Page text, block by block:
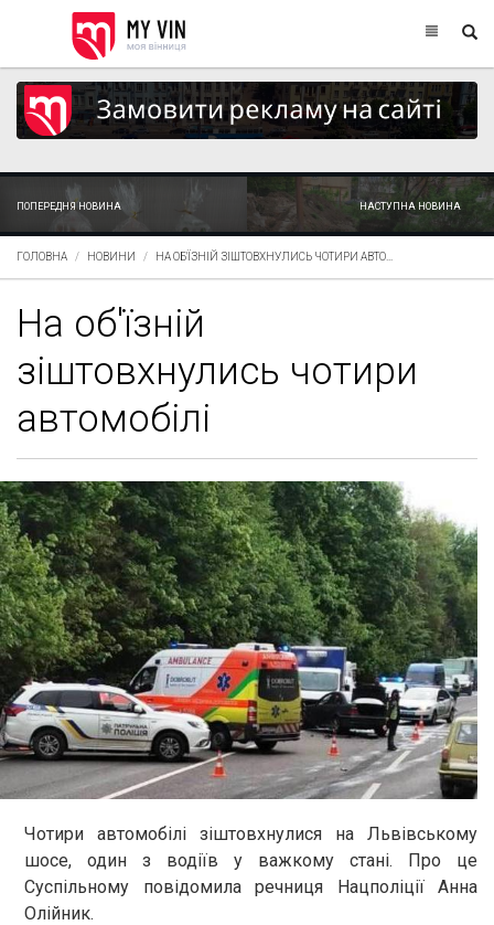
ПОПЕРЕДНЯ НОВИНА НАСТУПНА НОВИНА
ГОЛОВНА НОВИНИ НА ОБ'ЇЗНІЙ ЗІШТОВХНУЛИСЬ ЧОТИРИ АВТО...
На об'їзній
зіштовхнулись чотири
автомобілі
Чотири автомобілі зіштовхнулися на Львівському
шосе, один з водіїв у важкому стані. Про це
Суспільному повідомила речниця Нацполіції Анна
Олійник.